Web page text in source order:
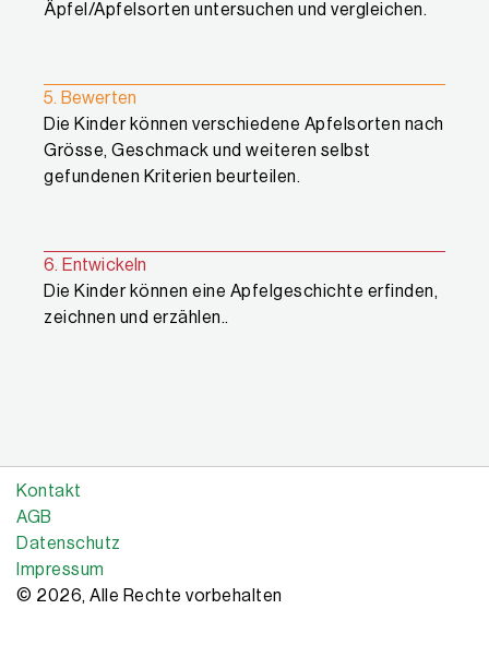
Äpfel/Apfelsorten untersuchen und vergleichen.
5. Bewerten
Die Kinder können verschiedene Apfelsorten nach
Grösse, Geschmack und weiteren selbst
gefundenen Kriterien beurteilen.
6. Entwickeln
Die Kinder können eine Apfelgeschichte erfinden,
zeichnen und erzählen..
© 2026, Alle Rechte vorbehalten
Impressum
Datenschutz
AGB
Kontakt